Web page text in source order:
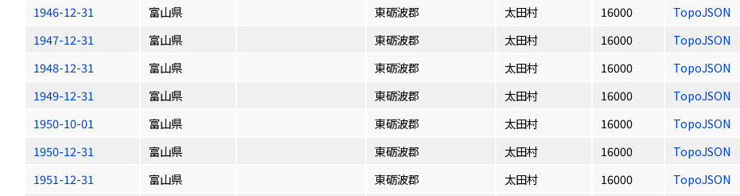
1946-12-31
富山県 東砺波郡 太田村 16000 TopoJSON
1947-12-31
富山県 東砺波郡 太田村 16000 TopoJSON
1948-12-31
富山県 東砺波郡 太田村 16000 TopoJSON
1949-12-31
富山県 東砺波郡 太田村 16000 TopoJSON
1950-10-01
富山県 東砺波郡 太田村 16000 TopoJSON
1950-12-31
富山県 東砺波郡 太田村 16000 TopoJSON
1951-12-31
富山県 東砺波郡 太田村 16000 TopoJSON